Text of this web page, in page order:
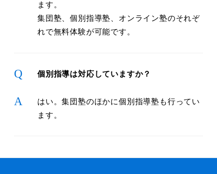
ます。
集団塾、個別指導塾、オンライン塾のそれぞ
れで無料体験が可能です。
Q 個別指導は対応していますか？
A
はい。集団塾のほかに個別指導塾も行ってい
ます。